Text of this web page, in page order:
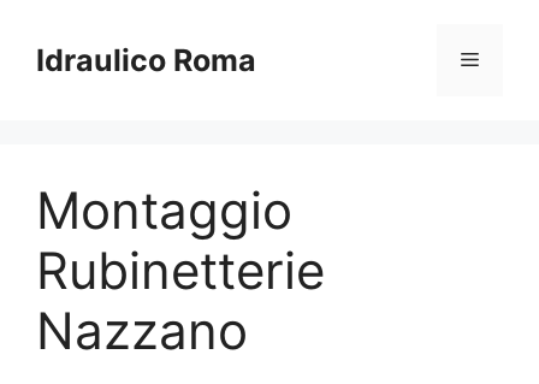
contenuto
Idraulico Roma Menu
Montaggio
Rubinetterie
Nazzano